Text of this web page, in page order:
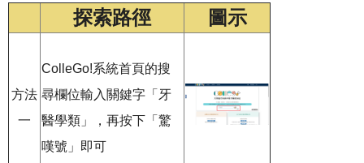
探索路徑 圖示
方法
一
ColleGo!系統首頁的搜
尋欄位輸入關鍵字「牙
醫學類」，再按下「驚
嘆號」即可